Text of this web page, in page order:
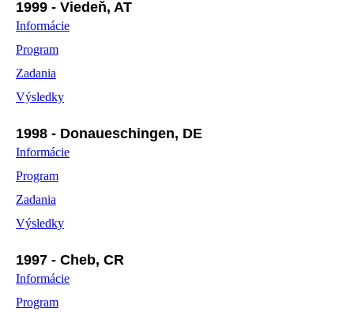
1999 - Viedeň, AT
Informácie
Program
Zadania
Výsledky
1998 - Donaueschingen, DE
Informácie
Program
Zadania
Výsledky
1997 - Cheb, CR
Informácie
Program